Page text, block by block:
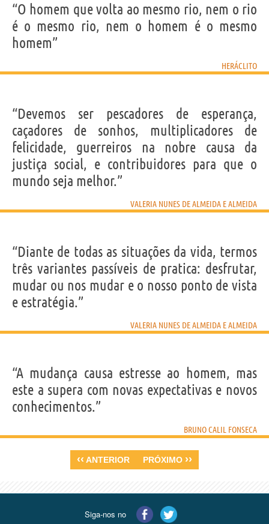
“O homem que volta ao mesmo rio, nem o rio
é o mesmo rio, nem o homem é o mesmo
homem”
HERÁCLITO
“Devemos ser pescadores de esperança,
caçadores de sonhos, multiplicadores de
felicidade, guerreiros na nobre causa da
justiça social, e contribuidores para que o
mundo seja melhor.”
VALERIA NUNES DE ALMEIDA E ALMEIDA
“Diante de todas as situações da vida, termos
três variantes passíveis de pratica: desfrutar,
mudar ou nos mudar e o nosso ponto de vista
e estratégia.”
VALERIA NUNES DE ALMEIDA E ALMEIDA
“A mudança causa estresse ao homem, mas
este a supera com novas expectativas e novos
conhecimentos.”
BRUNO CALIL FONSECA
‹‹ ANTERIOR PRÓXIMO ››
Siga-nos no